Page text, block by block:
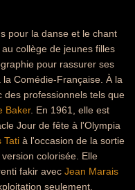
pour la danse et le chant
collège de jeunes filles
pour rassurer ses
Comédie-Française. À la
des professionnels tels que
Baker. En 1961, elle est
Jour de fête à l'Olympia
Tati à l'occasion de la sortie
colorisée. Elle
fakir avec Jean Marais
seulement.